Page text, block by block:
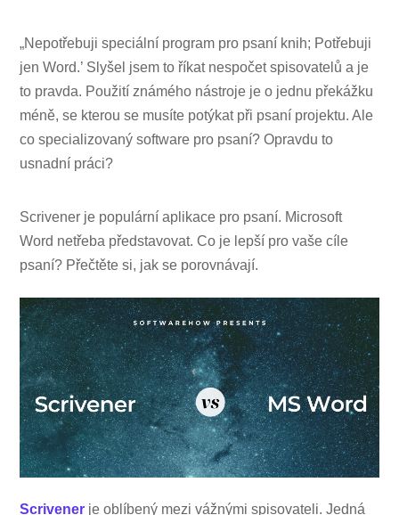
„Nepotřebuji speciální program pro psaní knih; Potřebuji
jen Word.’ Slyšel jsem to říkat nespočet spisovatelů a je
to pravda. Použití známého nástroje je o jednu překážku
méně, se kterou se musíte potýkat při psaní projektu. Ale
co specializovaný software pro psaní? Opravdu to
usnadní práci?
Scrivener je populární aplikace pro psaní. Microsoft
Word netřeba představovat. Co je lepší pro vaše cíle
psaní? Přečtěte si, jak se porovnávají.
Scrivener je oblíbený mezi vážnými spisovateli. Jedná